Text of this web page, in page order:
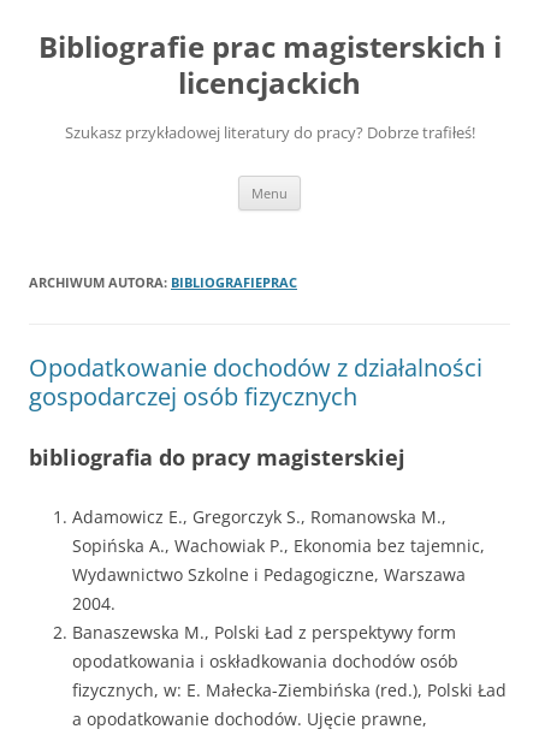
treści
Bibliografie prac magisterskich i
licencjackich
Szukasz przykładowej literatury do pracy? Dobrze trafiłeś!
Menu
ARCHIWUM AUTORA: BIBLIOGRAFIEPRAC
Opodatkowanie dochodów z działalności
gospodarczej osób fizycznych
bibliografia do pracy magisterskiej
Adamowicz E., Gregorczyk S., Romanowska M.,
Sopińska A., Wachowiak P., Ekonomia bez tajemnic,
Wydawnictwo Szkolne i Pedagogiczne, Warszawa
2004.
Banaszewska M., Polski Ład z perspektywy form
opodatkowania i oskładkowania dochodów osób
fizycznych, w: E. Małecka-Ziembińska (red.), Polski Ład
a opodatkowanie dochodów. Ujęcie prawne,